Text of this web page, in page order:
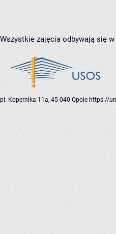
Wszystkie zajęcia odbywają się w
pl. Kopernika 11a, 45-040 Opole https://